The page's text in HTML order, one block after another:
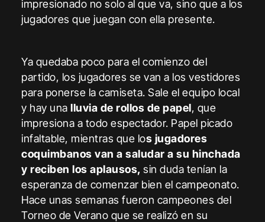
impresionado no solo al que va, sino que a los
jugadores que juegan con ella presente.
Ya quedaba poco para el comienzo del
partido, los jugadores se van a los vestidores
para ponerse la camiseta. Sale el equipo local
y hay unalluvia de rollos de papel, que
impresiona a todo espectador. Papel picado
infaltable, mientras que los jugadores
coquimbanos van a saludar a su hinchada
y reciben los aplausos,sin duda tenían la
esperanza de comenzar bien el campeonato.
Hace unas semanas fueron campeones del
Torneo de Verano que se realizó en su